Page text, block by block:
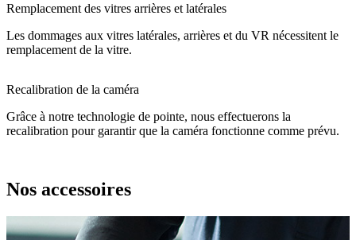
Remplacement des vitres arrières et latérales
Les dommages aux vitres latérales, arrières et du VR nécessitent le
remplacement de la vitre.
Recalibration de la caméra
Grâce à notre technologie de pointe, nous effectuerons la
recalibration pour garantir que la caméra fonctionne comme prévu.
Nos accessoires